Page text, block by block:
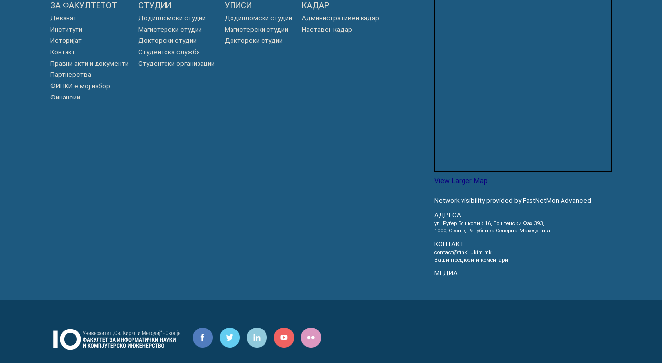
ЗА ФАКУЛТЕТОТ
Деканат
Институти
Историјат
Контакт
Правни акти и документи
Партнерства
ФИНКИ е мој избор
Финансии
СТУДИИ
Додипломски студии
Магистерски студии
Докторски студии
Студентска служба
Студентски организации
УПИСИ
Додипломски студии
Магистерски студии
Докторски студии
КАДАР
Административен кадар
Наставен кадар
View Larger Map
Network visibility provided by FastNetMon Advanced
АДРЕСА
ул. Руѓер Бошковиќ 16, Пoштенски Фах 393,
1000, Скопје, Република Северна Македонија
КОНТАКТ:
contact@finki.ukim.mk
Ваши предлози и коментари
МЕДИА